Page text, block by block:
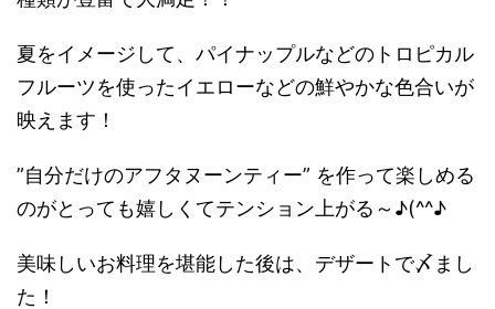
夏をイメージして、パイナップルなどのトロピカル
フルーツを使ったイエローなどの鮮やかな色合いが
映えます！
”自分だけのアフタヌーンティー” を作って楽しめる
のがとっても嬉しくてテンション上がる～♪(^^♪
美味しいお料理を堪能した後は、デザートで〆まし
た！